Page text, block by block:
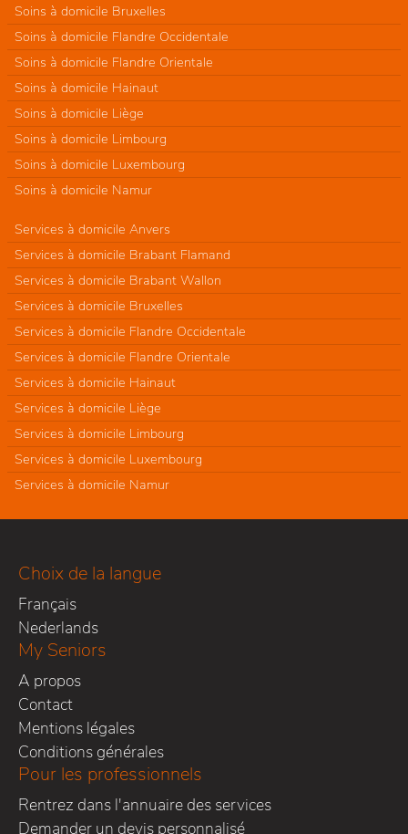
Soins à domicile Bruxelles
Soins à domicile Flandre Occidentale
Soins à domicile Flandre Orientale
Soins à domicile Hainaut
Soins à domicile Liège
Soins à domicile Limbourg
Soins à domicile Luxembourg
Soins à domicile Namur
Services à domicile Anvers
Services à domicile Brabant Flamand
Services à domicile Brabant Wallon
Services à domicile Bruxelles
Services à domicile Flandre Occidentale
Services à domicile Flandre Orientale
Services à domicile Hainaut
Services à domicile Liège
Services à domicile Limbourg
Services à domicile Luxembourg
Services à domicile Namur
Choix de la langue
Français
Nederlands
My Seniors
A propos
Contact
Mentions légales
Conditions générales
Pour les professionnels
Rentrez dans l'annuaire des services
Demander un devis personnalisé